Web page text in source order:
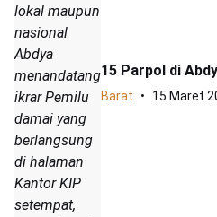
lokal maupun
nasional
Abdya
menandatangani
ikrar Pemilu
damai yang
berlangsung
di halaman
Kantor KIP
setempat,
15 Parpol di
Barat 15 Maret